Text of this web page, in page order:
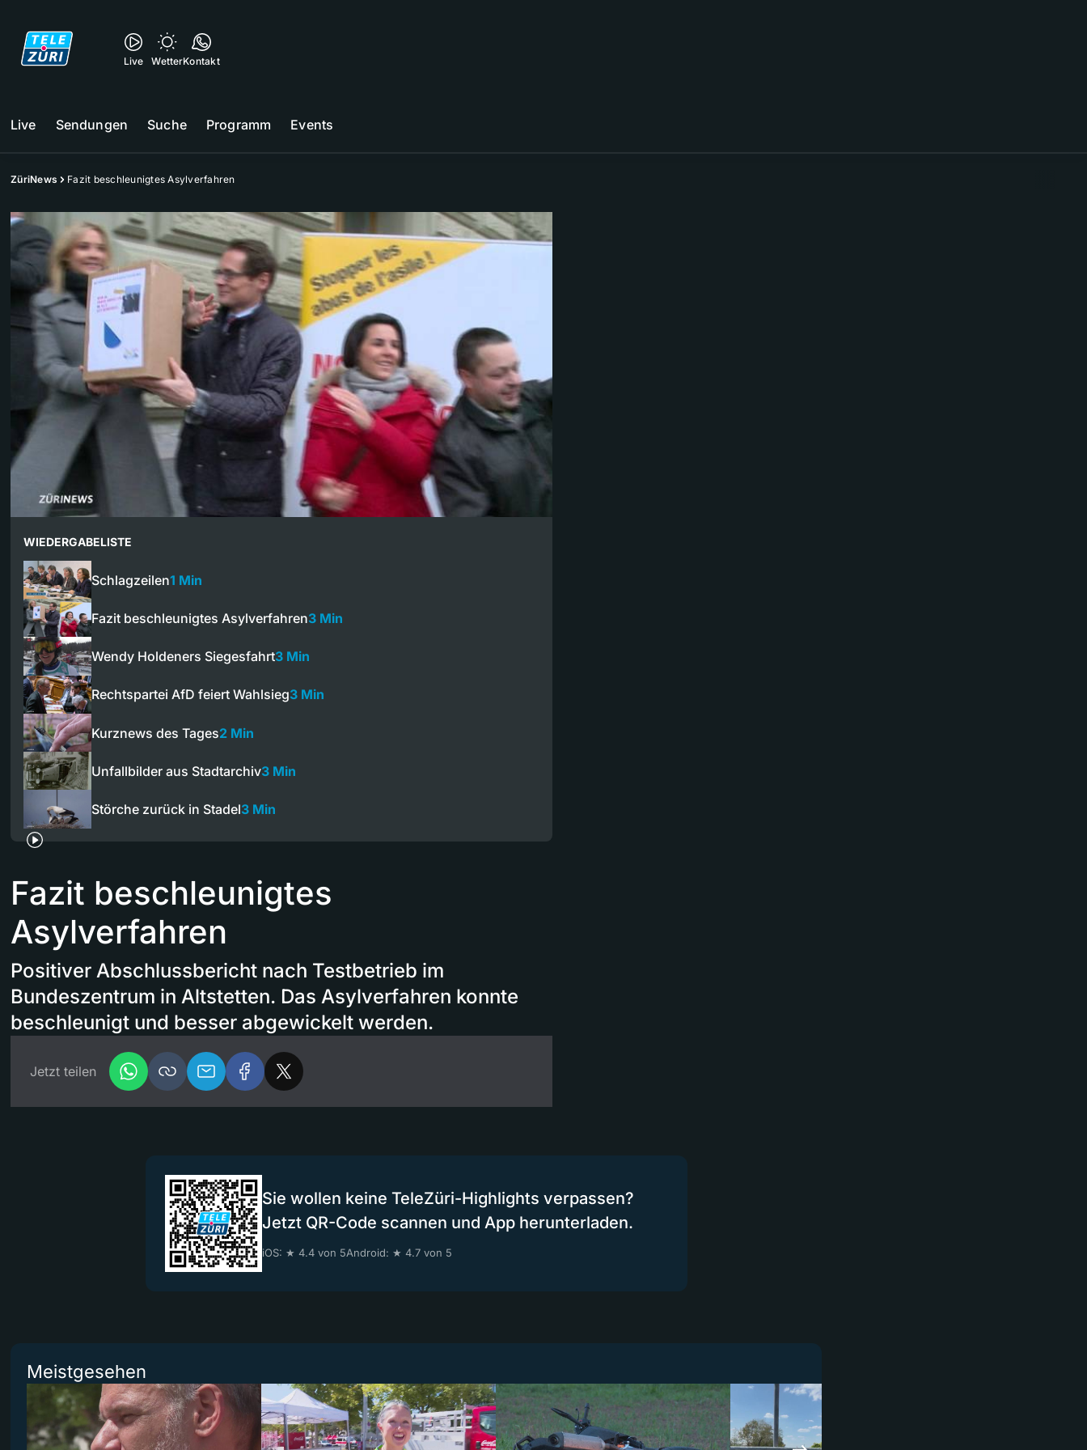
Live WetterKontakt
Live Sendungen Suche Programm Events
ZüriNews Fazit beschleunigtes Asylverfahren
WIEDERGABELISTE
Schlagzeilen1 Min
Fazit beschleunigtes Asylverfahren3 Min
Wendy Holdeners Siegesfahrt3 Min
Rechtspartei AfD feiert Wahlsieg3 Min
Kurznews des Tages2 Min
Unfallbilder aus Stadtarchiv3 Min
Störche zurück in Stadel3 Min
Fazit beschleunigtes
Asylverfahren
Positiver Abschlussbericht nach Testbetrieb im
Bundeszentrum in Altstetten. Das Asylverfahren konnte
beschleunigt und besser abgewickelt werden.
Jetzt teilen
Sie wollen keine TeleZüri-Highlights verpassen?
Jetzt QR-Code scannen und App herunterladen.
iOS: ★ 4.4 von 5Android: ★ 4.7 von 5
Meistgesehen